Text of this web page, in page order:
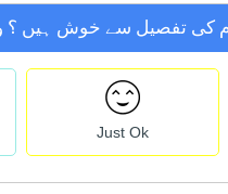
نام کی تفصیل سے خوش ہیں ؟
Just Ok